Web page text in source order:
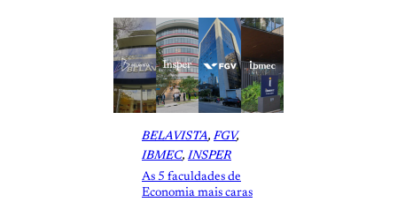
BELAVISTA, FGV
IBMEC, INSPER
As 5 faculdades de
Economia mais caras